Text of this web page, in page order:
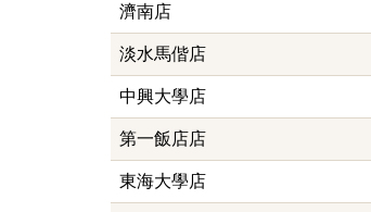
濟南店
淡水馬偕店
中興大學店
第一飯店店
東海大學店